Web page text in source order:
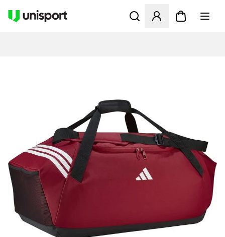
Öppnar en Modal för att